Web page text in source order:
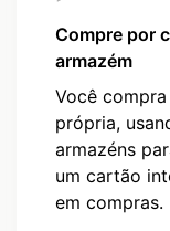
Compre por
armazém
Você
própria,
armazéns
um cartão
em compras.